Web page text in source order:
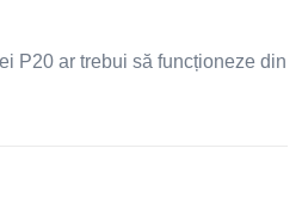
P20 ar trebui să funcționeze din